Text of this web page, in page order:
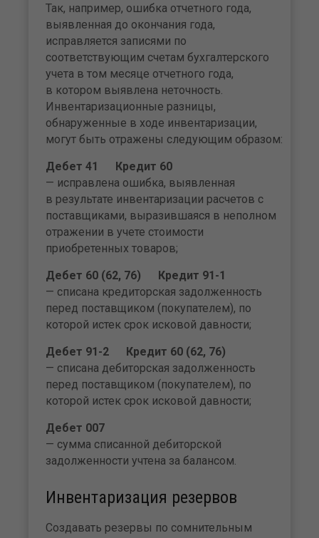
Так, например, ошибка отчетного года,
выявленная до окончания года,
исправляется записями по
соответствующим счетам бухгалтерского
учета в том месяце отчетного года,
в котором выявлена неточность.
Инвентаризационные разницы,
обнаруженные в ходе инвентаризации,
могут быть отражены следующим образом:
Дебет 41 Кредит 60
— исправлена ошибка, выявленная
в результате инвентаризации расчетов с
поставщиками, выразившаяся в неполном
отражении в учете стоимости
приобретенных товаров;
Дебет 60 (62, 76) Кредит 91-1
— списана кредиторская задолженность
перед поставщиком (покупателем), по
которой истек срок исковой давности;
Дебет 91-2 Кредит 60 (62, 76)
— списана дебиторская задолженность
перед поставщиком (покупателем), по
которой истек срок исковой давности;
Дебет 007
— сумма списанной дебиторской
задолженности учтена за балансом.
Инвентаризация резервов
Создавать резервы по сомнительным